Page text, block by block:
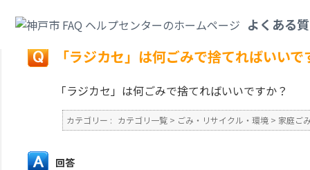
よくある
戻る
「ラジカセ」は何ごみで捨てればいいで
「ラジカセ」は何ごみで捨てればいいですか？
カテゴリー : カテゴリ一覧 > ごみ・リサイクル・環境 > 家庭ご
回答